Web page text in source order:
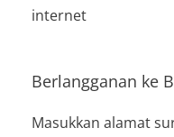
internet
Berlangganan ke
Masukkan alamat